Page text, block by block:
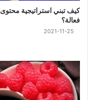
كيف تبني استراتيجية محتوى
فعالة؟
2021-11-25